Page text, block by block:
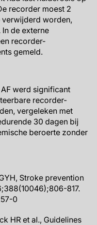
recorder moest 2
verwijderd worden,
de externe
recorder-
gemeld.
werd significant
recorder-
vergeleken met
30 dagen bij
beroerte zonder
Stroke prevention
817.
0
HR et al., Guidelines